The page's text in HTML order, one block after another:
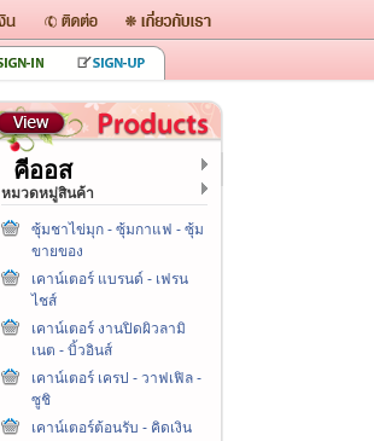
คีออส
หมวดหมู่สินค้า
ซุ้มชาไข่มุก - ซุ้มกาแฟ - ซุ้ม
ขายของ
เคาน์เตอร์ แบรนด์ - เฟรน
ไชส์
เคาน์เตอร์ งานปิดผิวลามิ
เนต - บิ้วอินส์
เคาน์เตอร์ เครป - วาฟเฟิล -
ซูชิ
เคาน์เตอร์ต้อนรับ - คิดเงิน